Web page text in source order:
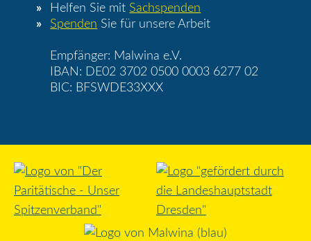
Helfen Sie mit Sachspenden
Spenden Sie für unsere Arbeit
Empfänger: Malwina e.V.
IBAN: DE02 3702 0500 0003 6277 02
BIC: BFSWDE33XXX